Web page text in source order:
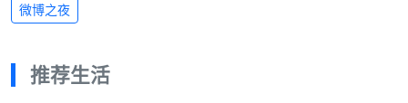
微博之夜
推荐生活